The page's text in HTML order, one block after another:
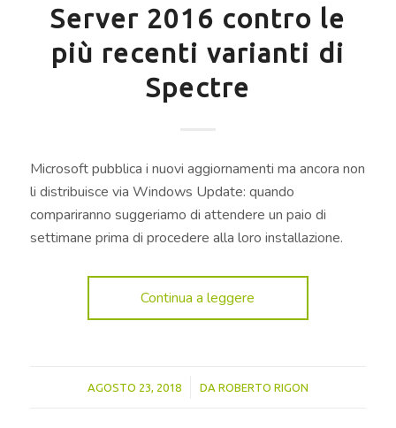
Server 2016 contro le
più recenti varianti di
Spectre
Microsoft pubblica i nuovi aggiornamenti ma ancora non
li distribuisce via Windows Update: quando
compariranno suggeriamo di attendere un paio di
settimane prima di procedere alla loro installazione.
Continua a leggere
AGOSTO 23, 2018
/ DA ROBERTO RIGON